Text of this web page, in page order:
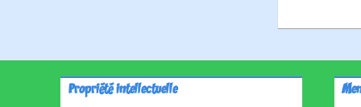
Propriété intellectuelle